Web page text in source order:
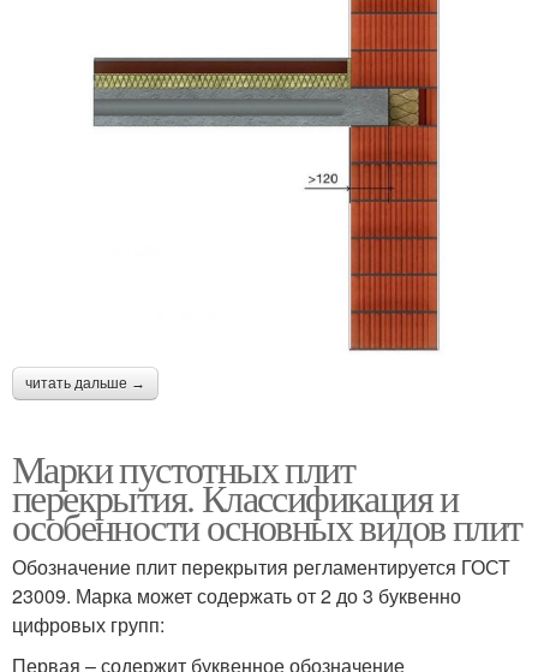
читать дальше →
Марки пустотных плит
перекрытия. Классификация и
особенности основных видов плит
Обозначение плит перекрытия регламентируется ГОСТ
23009. Марка может содержать от 2 до 3 буквенно
цифровых групп:
Первая – содержит буквенное обозначение